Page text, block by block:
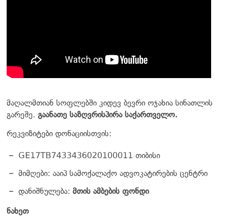
მაღალმთიან სოფლებში კიდევ ბევრი ოჯახია სინათლის
გარეშე. გაანათე საზღვრისპირა საქართველო.
რეკვიზიტები დონაციისთვის:
GE17TB7433436020100011 თიბისი
მიმღები: ააიპ სამოქალაქო ადვოკატირების ცენტრი
დანიშნულება: მთის ამბების ფონდი
ნახეთ